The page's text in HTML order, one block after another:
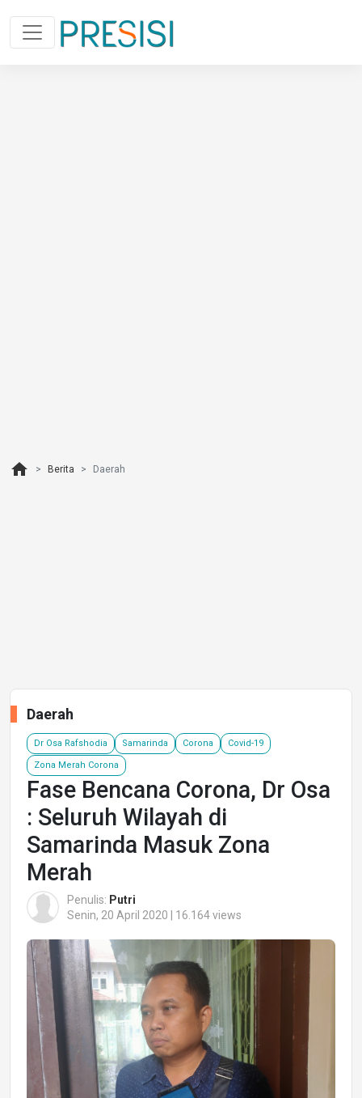
home Berita Daerah
Daerah
Dr Osa Rafshodia Samarinda Corona Covid-19
Zona Merah Corona
Fase Bencana Corona, Dr Osa
: Seluruh Wilayah di
Samarinda Masuk Zona
Merah
Penulis: Putri
Senin, 20 April 2020 | 16.164 views